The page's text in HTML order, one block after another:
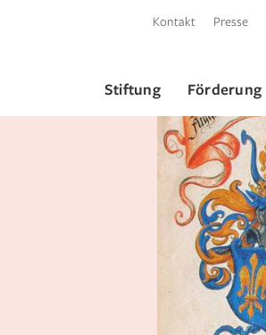
Kontakt Presse
Stiftung Förderung